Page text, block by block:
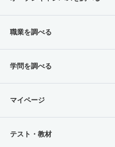
職業を調べる
学問を調べる
マイページ
テスト・教材